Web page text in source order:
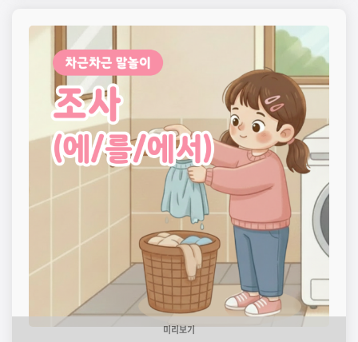
미리보기